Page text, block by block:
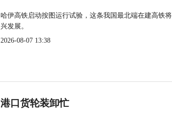
哈伊高铁启动按图运行试验，这条我国最北端在建高铁
兴发展。
2026-08-07 13:38
港口货轮装卸忙